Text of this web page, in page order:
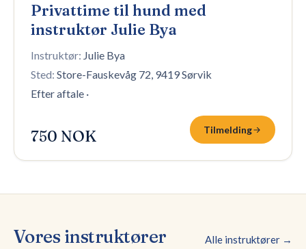
Privattime til hund med
instruktør Julie Bya
Instruktør: Julie Bya
Sted: Store-Fauskevåg 72, 9419 Sørvik
Efter aftale ·
750 NOK Tilmelding
Vores instruktører Alle instruktører →